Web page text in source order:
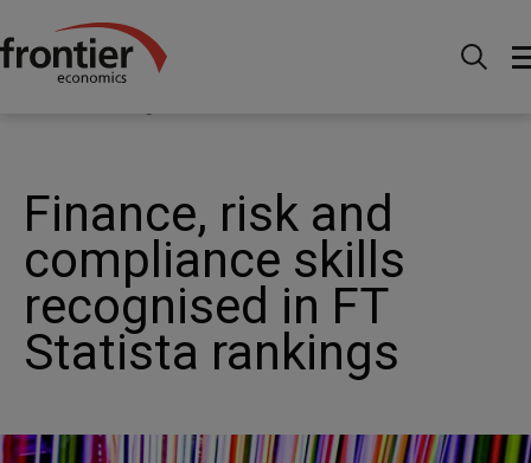
Menu Actualités et perspectives
Finance, risk and compliance skills recognised in FT
Finance, risk and
compliance skills
recognised in FT
Statista rankings